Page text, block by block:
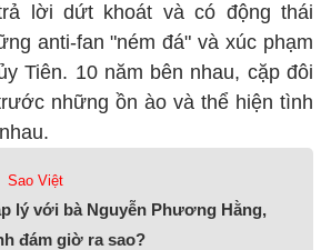
lời dứt khoát và có động thái
anti-fan "ném đá" và xúc phạm
Tiên. 10 năm bên nhau, cặp đôi
những ồn ào và thể hiện tình
Sao Việt
lý với bà Nguyễn Phương Hằng,
đám giờ ra sao?